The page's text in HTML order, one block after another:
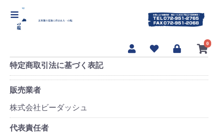
【海んまんま 一の塩]】
0
特定商取引法に基づく表記
販売業者
株式会社ビーダッシュ
代表責任者